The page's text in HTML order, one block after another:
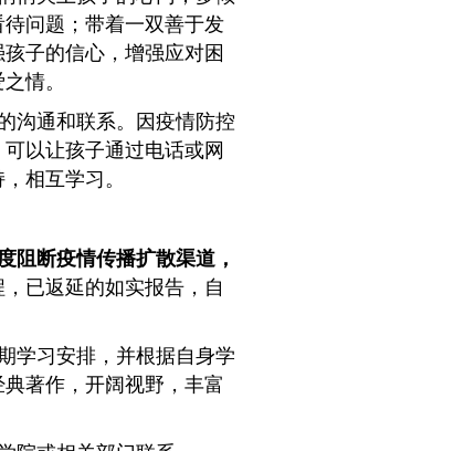
问题；带着一双善于发
子的信心，增强应对困
情。
沟通和联系。因疫情防控
以让孩子通过电话或网
相互学习。
阻断疫情传播扩散渠道，
已返延的如实报告，自
学习安排，并根据自身学
著作，开阔视野，丰富